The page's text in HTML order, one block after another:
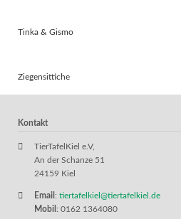
Tinka & Gismo
Ziegensittiche
Kontakt
TierTafelKiel e.V,
An der Schanze 51
24159 Kiel
Email : tiertafelkiel@tiertafelkiel.de
Mobil : 0162 1364080